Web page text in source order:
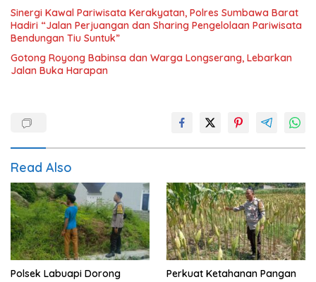
Sinergi Kawal Pariwisata Kerakyatan, Polres Sumbawa Barat
Hadiri “Jalan Perjuangan dan Sharing Pengelolaan Pariwisata
Bendungan Tiu Suntuk”
Gotong Royong Babinsa dan Warga Longserang, Lebarkan
Jalan Buka Harapan
Read Also
Polsek Labuapi Dorong
Perkuat Ketahanan Pangan